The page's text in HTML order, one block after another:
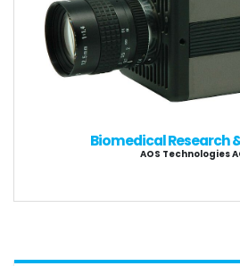
Biomedical Research
AOS Technologies